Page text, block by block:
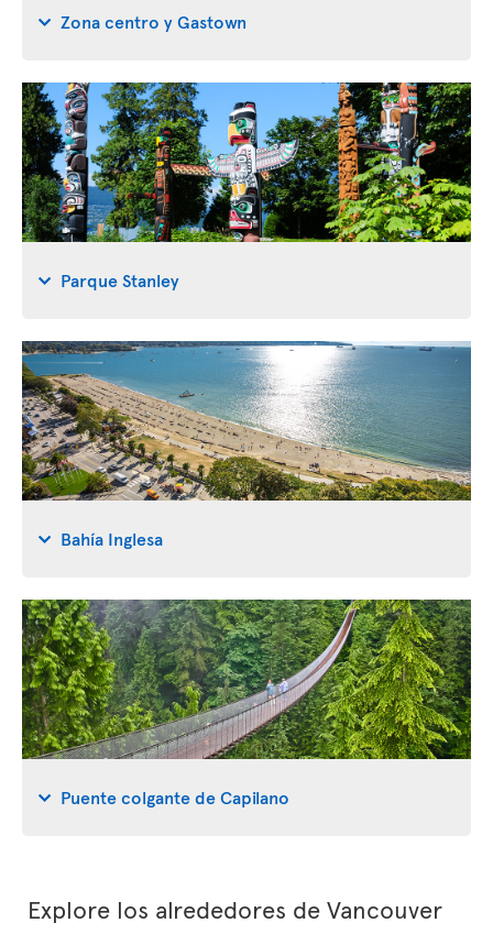
Zona centro y Gastown
Parque Stanley
Bahía Inglesa
Puente colgante de Capilano
Explore los alrededores de Vancouver